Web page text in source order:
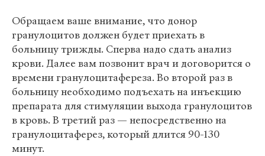
Обращаем ваше внимание, что донор
гранулоцитов должен будет приехать в
больницу трижды. Сперва надо сдать анализ
крови. Далее вам позвонит врач и договорится о
времени гранулоцитафереза. Во второй раз в
больницу необходимо подъехать на инъекцию
препарата для стимуляции выхода гранулоцитов
в кровь. В третий раз — непосредственно на
гранулоцитаферез, который длится 90-130
минут.